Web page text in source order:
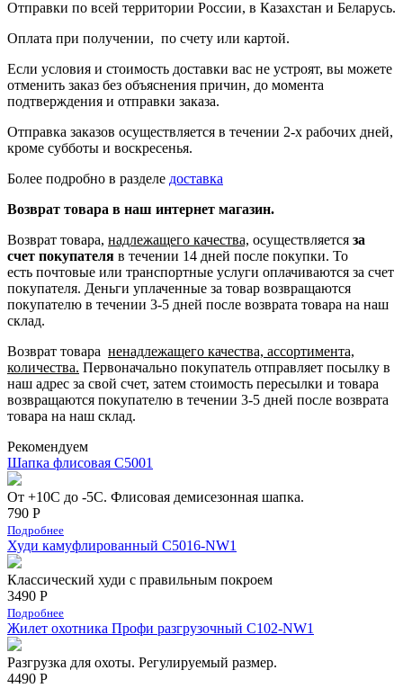
Отправки по всей территории России, в Казахстан и Беларусь.
Оплата при получении, по счету или картой.
Если условия и стоимость доставки вас не устроят, вы можете
отменить заказ без объяснения причин, до момента
подтверждения и отправки заказа.
Отправка заказов осуществляется в течении 2-х рабочих дней,
кроме субботы и воскресенья.
Более подробно в разделе доставка
Возврат товара в наш интернет магазин.
Возврат товара, надлежащего качества, осуществляется за
счет покупателя в течении 14 дней после покупки. То
есть почтовые или транспортные услуги оплачиваются за счет
покупателя. Деньги уплаченные за товар возвращаются
покупателю в течении 3-5 дней после возврата товара на наш
склад.
Возврат товара ненадлежащего качества, ассортимента,
количества. Первоначально покупатель отправляет посылку в
наш адрес за свой счет, затем стоимость пересылки и товара
возвращаются покупателю в течении 3-5 дней после возврата
товара на наш склад.
Рекомендуем
Шапка флисовая С5001
От +10С до -5С. Флисовая демисезонная шапка.
790 Р
Подробнее
Худи камуфлированный C5016-NW1
Классический худи с правильным покроем
3490 Р
Подробнее
Жилет охотника Профи разгрузочный C102-NW1
Разгрузка для охоты. Регулируемый размер.
4490 Р